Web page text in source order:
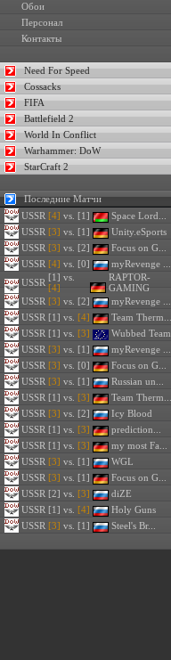
Обои
Персонал
Контакты
Need For Speed
Cossacks
FIFA
Battlefield 2
World In Conflict
Warhammer: DoW
StarCraft 2
Последние Матчи
USSR [4] vs. [1]
Space Lord...
USSR [3] vs. [1]
Unity.eSports
USSR [3] vs. [2]
Focus on G...
USSR [4] vs. [0]
myRevenge ...
USSR [1] vs.
[4]
RAPTOR-
GAMING
USSR [3] vs. [2]
myRevenge ...
USSR [1] vs. [4]
Team Therm...
USSR [1] vs. [3]
Wubbed Team
USSR [3] vs. [1]
myRevenge ...
USSR [3] vs. [0]
Focus on G...
USSR [3] vs. [1]
Russian un...
USSR [1] vs. [3]
Team Therm...
USSR [3] vs. [2]
Icy Blood
USSR [1] vs. [3]
prediction...
USSR [1] vs. [3]
my most Fa...
USSR [3] vs. [1]
WGL
USSR [3] vs. [1]
Focus on G...
USSR [2] vs. [3]
diZE
USSR [1] vs. [4]
Holy Guns
USSR [3] vs. [1] Steel's Br...